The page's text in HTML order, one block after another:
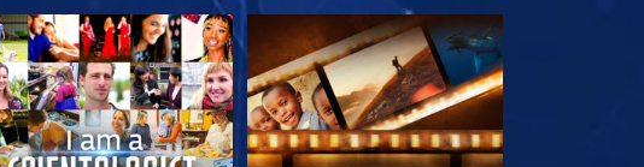
DÉCOUVRIR LES SÉRIES DÉCOUVRIR LES SÉRIES